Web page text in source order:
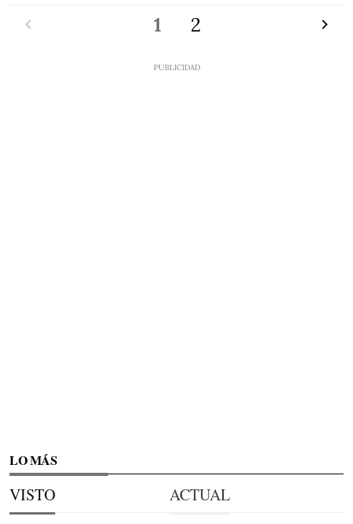
1 2
LO MÁS
VISTO ACTUAL